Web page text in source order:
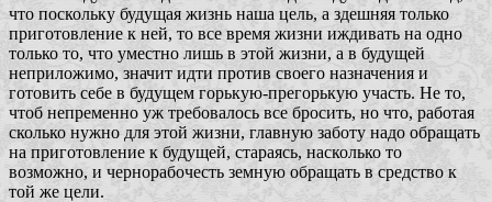
что поскольку будущая жизнь наша цель, а здешняя только
приготовление к ней, то все время жизни иждивать на одно
только то, что уместно лишь в этой жизни, а в будущей
неприложимо, значит идти против своего назначения и
готовить себе в будущем горькую-прегорькую участь. Не то,
чтоб непременно уж требовалось все бросить, но что, работая
сколько нужно для этой жизни, главную заботу надо обращать
на приготовление к будущей, стараясь, насколько то
возможно, и чернорабочесть земную обращать в средство к
той же цели.